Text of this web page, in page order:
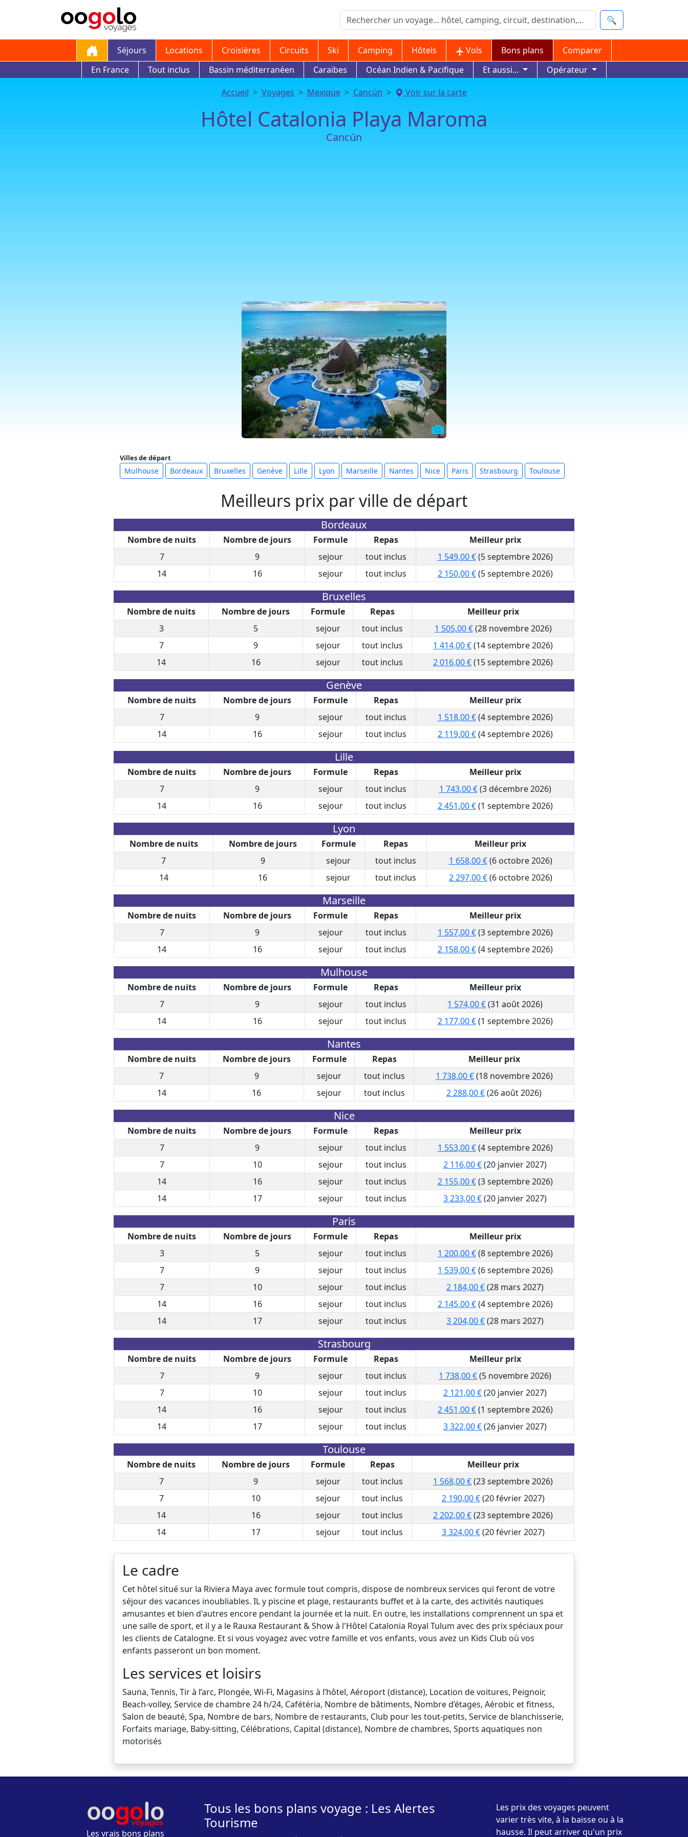
🔍
Séjours Locations Croisières Circuits Ski Camping Hôtels Vols Bons plans
Comparer
En France
Tout inclus Bassin méditerranéen Caraïbes Océan Indien & Pacifique Et aussi...
Opérateur
Accueil
Voyages Mexique Cancún Voir sur la carte
Hôtel Catalonia Playa Maroma
Cancún
Villes de départ
Mulhouse Bordeaux Bruxelles Genève Lille Lyon Marseille Nantes Nice Paris Strasbourg Toulouse
Meilleurs prix par ville de départ
Bordeaux
Nombre de nuits Nombre de jours Formule Repas
Meilleur prix
7
9 sejour tout inclus 1 549,00 €(5 septembre 2026)
14
16 sejour tout inclus 2 150,00 €(5 septembre 2026)
Bruxelles
Nombre de nuits Nombre de jours Formule Repas
Meilleur prix
3
5 sejour tout inclus 1 505,00 €(28 novembre 2026)
7
9 sejour tout inclus 1 414,00 €(14 septembre 2026)
14
16 sejour tout inclus 2 016,00 €(15 septembre 2026)
Genève
Nombre de nuits Nombre de jours Formule Repas
Meilleur prix
7
9 sejour tout inclus 1 518,00 €(4 septembre 2026)
14
16 sejour tout inclus 2 119,00 €(4 septembre 2026)
Lille
Nombre de nuits Nombre de jours Formule Repas
Meilleur prix
7
9 sejour tout inclus 1 743,00 €(3 décembre 2026)
14
16 sejour tout inclus 2 451,00 €(1 septembre 2026)
Lyon
Nombre de nuits Nombre de jours Formule Repas
Meilleur prix
7
9 sejour tout inclus 1 658,00 €(6 octobre 2026)
14
16 sejour tout inclus 2 297,00 €(6 octobre 2026)
Marseille
Nombre de nuits Nombre de jours Formule Repas
Meilleur prix
7
9 sejour tout inclus 1 557,00 €(3 septembre 2026)
14
16 sejour tout inclus 2 158,00 €(4 septembre 2026)
Mulhouse
Nombre de nuits Nombre de jours Formule Repas
Meilleur prix
7
9 sejour tout inclus 1 574,00 €(31 août 2026)
14
16 sejour tout inclus 2 177,00 €(1 septembre 2026)
Nantes
Nombre de nuits Nombre de jours Formule Repas
Meilleur prix
7
9 sejour tout inclus 1 738,00 €(18 novembre 2026)
14
16 sejour tout inclus 2 288,00 €(26 août 2026)
Nice
Nombre de nuits Nombre de jours Formule Repas
Meilleur prix
7
9 sejour tout inclus 1 553,00 €(4 septembre 2026)
7
10 sejour tout inclus 2 116,00 €(20 janvier 2027)
14
16 sejour tout inclus 2 155,00 €(3 septembre 2026)
14
17 sejour tout inclus 3 233,00 €(20 janvier 2027)
Paris
Nombre de nuits Nombre de jours Formule Repas
Meilleur prix
3
5 sejour tout inclus 1 200,00 €(8 septembre 2026)
7
9 sejour tout inclus 1 539,00 €(6 septembre 2026)
7
10 sejour tout inclus 2 184,00 €(28 mars 2027)
14
16 sejour tout inclus 2 145,00 €(4 septembre 2026)
14
17 sejour tout inclus 3 204,00 €(28 mars 2027)
Strasbourg
Nombre de nuits Nombre de jours Formule Repas
Meilleur prix
7
9 sejour tout inclus 1 738,00 €(5 novembre 2026)
7
10 sejour tout inclus 2 121,00 €(20 janvier 2027)
14
16 sejour tout inclus 2 451,00 €(1 septembre 2026)
14
17 sejour tout inclus 3 322,00 €(26 janvier 2027)
Toulouse
Nombre de nuits Nombre de jours Formule Repas
Meilleur prix
7
9 sejour tout inclus 1 568,00 €(23 septembre 2026)
7
10 sejour tout inclus 2 190,00 €(20 février 2027)
14
16 sejour tout inclus 2 202,00 €(23 septembre 2026)
14
17 sejour tout inclus 3 324,00 €(20 février 2027)
Le cadre
Cet hôtel situé sur la Riviera Maya avec formule tout compris, dispose de nombreux services qui feront de votre
séjour des vacances inoubliables. IL y piscine et plage, restaurants buffet et à la carte, des activités nautiques
amusantes et bien d'autres encore pendant la journée et la nuit. En outre, les installations comprennent un spa et
une salle de sport, et il y a le Rauxa Restaurant & Show à l'Hôtel Catalonia Royal Tulum avec des prix spéciaux pour
les clients de Catalogne. Et si vous voyagez avec votre famille et vos enfants, vous avez un Kids Club où vos
enfants passeront un bon moment.
Les services et loisirs
Sauna, Tennis, Tir à l’arc, Plongée, Wi-Fi, Magasins à l’hôtel, Aéroport (distance), Location de voitures, Peignoir,
Beach-volley, Service de chambre 24 h/24, Cafétéria, Nombre de bâtiments, Nombre d’étages, Aérobic et fitness,
Salon de beauté, Spa, Nombre de bars, Nombre de restaurants, Club pour les tout-petits, Service de blanchisserie,
Forfaits mariage, Baby-sitting, Célébrations, Capital (distance), Nombre de chambres, Sports aquatiques non
motorisés
Les vrais bons plans
Tous les bons plans voyage : Les Alertes
Tourisme
Les prix des voyages peuvent
varier très vite, à la baisse ou à la
hausse. Il peut arriver qu'un prix